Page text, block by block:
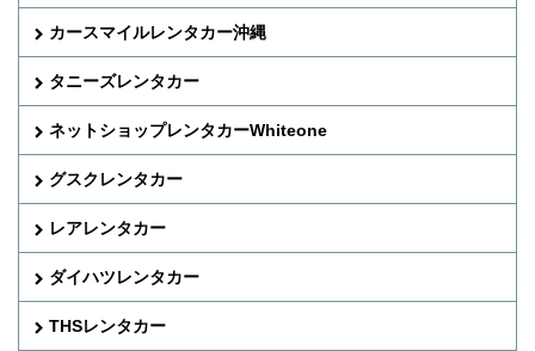
カースマイルレンタカー沖縄
タニーズレンタカー
ネットショップレンタカーWhiteone
グスクレンタカー
レアレンタカー
ダイハツレンタカー
THSレンタカー